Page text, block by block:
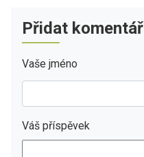
Přidat komentář
Vaše jméno
Váš příspěvek